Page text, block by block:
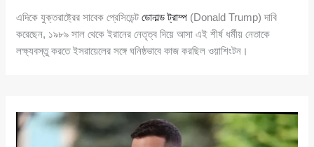
এদিকে যুক্তরাষ্ট্রের সাবেক প্রেসিডেন্টডোনাল্ড ট্রাম্প (Donald Trump) দাবি
করেছেন, ১৯৮৯ সাল থেকে ইরানের নেতৃত্ব দিয়ে আসা এই শীর্ষ ধর্মীয় নেতাকে
লক্ষ্যবস্তু করতে ইসরায়েলের সঙ্গে ঘনিষ্ঠভাবে কাজ করছিল ওয়াশিংটন।